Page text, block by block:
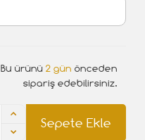
Bu ürünü 2 gün önceden
sipariş edebilirsiniz.
Sepete Ekle